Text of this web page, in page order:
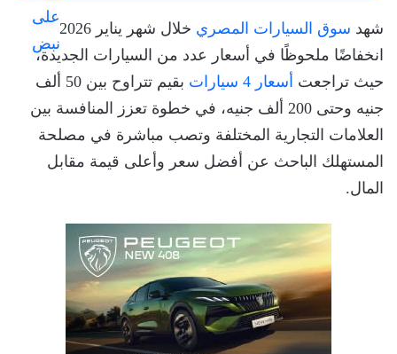
شهد سوق السيارات المصري
خلال شهر يناير 2026
انخفاضًا ملحوظًا في أسعار عدد من السيارات الجديدة،
حيث تراجعت أسعار 4 سيارات
بقيم تتراوح بين 50 ألف
جنيه وحتى 200 ألف جنيه، في خطوة تعزز المنافسة بين
العلامات التجارية المختلفة وتصب مباشرة في مصلحة
المستهلك الباحث عن أفضل سعر وأعلى قيمة مقابل
المال.